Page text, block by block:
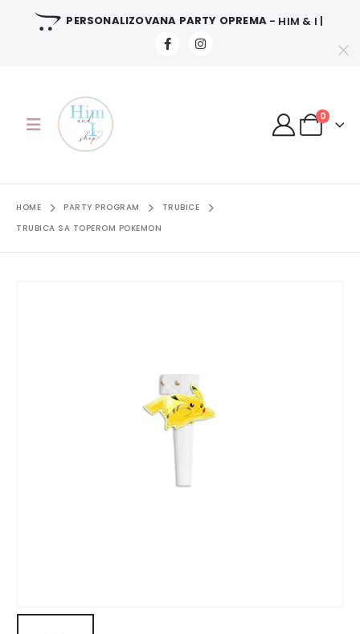
PERSONALIZOVANA PARTY OPREMA - HIM & I |
0
HOME PARTY PROGRAM
TRUBICE
TRUBICA SA TOPEROM POKEMON